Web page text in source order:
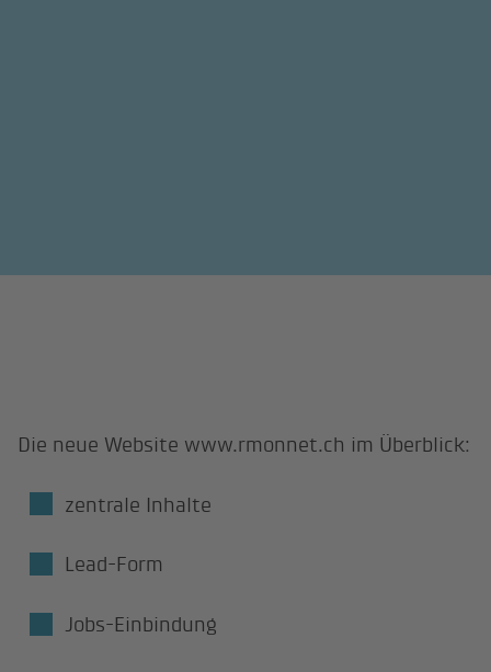
Die neue Website www.rmonnet.ch im Überblick:
zentrale Inhalte
Lead-Form
Jobs-Einbindung